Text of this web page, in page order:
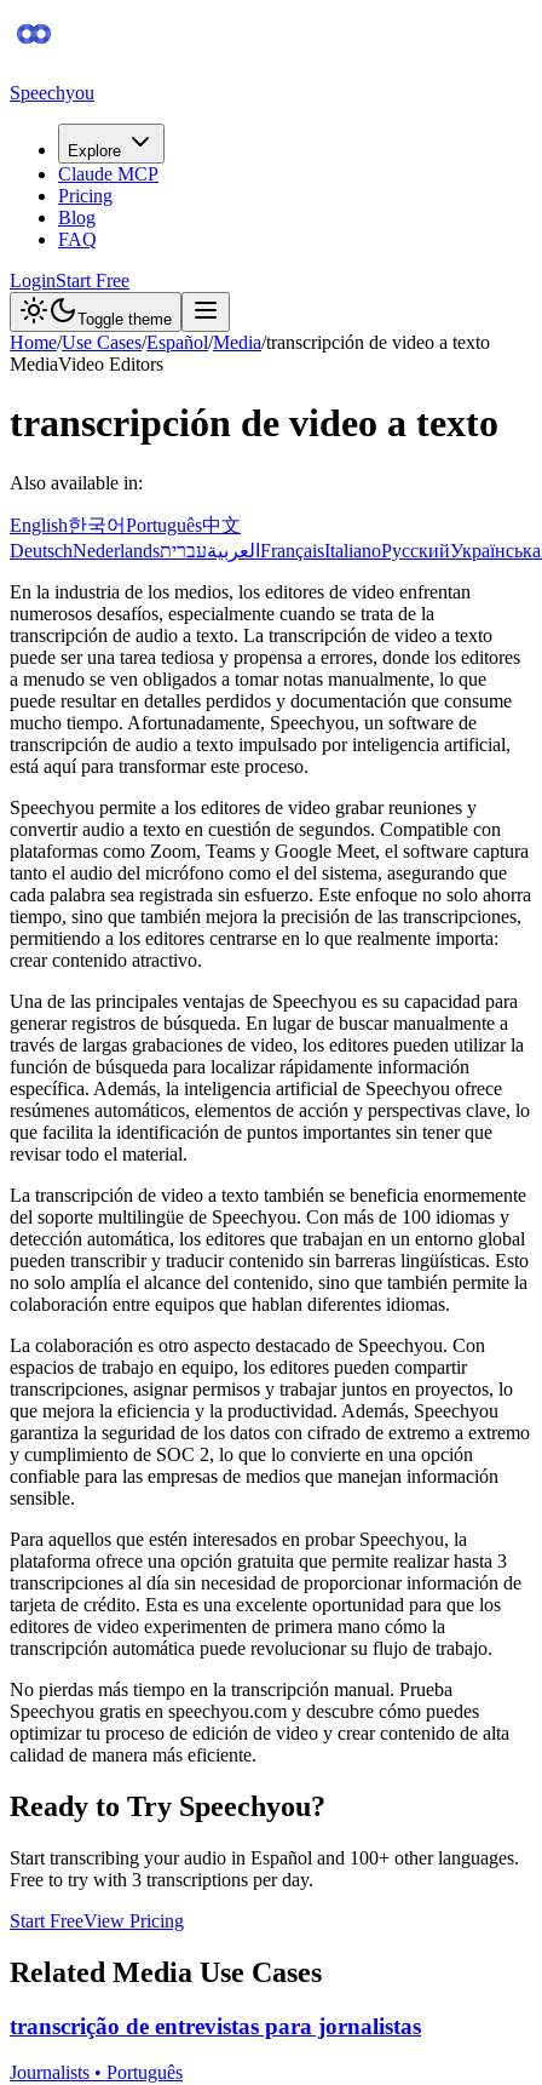
Speechyou
Explore
Claude MCP
Pricing
Blog
FAQ
LoginStart Free
Toggle theme
Home/Use Cases/Español/Media/transcripción de video a texto
MediaVideo Editors
transcripción de video a texto
Also available in:
English한국어Português中文
DeutschNederlands العربيةעברית FrançaisItalianoРусскийУкраїнська
En la industria de los medios, los editores de video enfrentan
numerosos desafíos, especialmente cuando se trata de la
transcripción de audio a texto. La transcripción de video a texto
puede ser una tarea tediosa y propensa a errores, donde los editores
a menudo se ven obligados a tomar notas manualmente, lo que
puede resultar en detalles perdidos y documentación que consume
mucho tiempo. Afortunadamente, Speechyou, un software de
transcripción de audio a texto impulsado por inteligencia artificial,
está aquí para transformar este proceso.
Speechyou permite a los editores de video grabar reuniones y
convertir audio a texto en cuestión de segundos. Compatible con
plataformas como Zoom, Teams y Google Meet, el software captura
tanto el audio del micrófono como el del sistema, asegurando que
cada palabra sea registrada sin esfuerzo. Este enfoque no solo ahorra
tiempo, sino que también mejora la precisión de las transcripciones,
permitiendo a los editores centrarse en lo que realmente importa:
crear contenido atractivo.
Una de las principales ventajas de Speechyou es su capacidad para
generar registros de búsqueda. En lugar de buscar manualmente a
través de largas grabaciones de video, los editores pueden utilizar la
función de búsqueda para localizar rápidamente información
específica. Además, la inteligencia artificial de Speechyou ofrece
resúmenes automáticos, elementos de acción y perspectivas clave, lo
que facilita la identificación de puntos importantes sin tener que
revisar todo el material.
La transcripción de video a texto también se beneficia enormemente
del soporte multilingüe de Speechyou. Con más de 100 idiomas y
detección automática, los editores que trabajan en un entorno global
pueden transcribir y traducir contenido sin barreras lingüísticas. Esto
no solo amplía el alcance del contenido, sino que también permite la
colaboración entre equipos que hablan diferentes idiomas.
La colaboración es otro aspecto destacado de Speechyou. Con
espacios de trabajo en equipo, los editores pueden compartir
transcripciones, asignar permisos y trabajar juntos en proyectos, lo
que mejora la eficiencia y la productividad. Además, Speechyou
garantiza la seguridad de los datos con cifrado de extremo a extremo
y cumplimiento de SOC 2, lo que lo convierte en una opción
confiable para las empresas de medios que manejan información
sensible.
Para aquellos que estén interesados en probar Speechyou, la
plataforma ofrece una opción gratuita que permite realizar hasta 3
transcripciones al día sin necesidad de proporcionar información de
tarjeta de crédito. Esta es una excelente oportunidad para que los
editores de video experimenten de primera mano cómo la
transcripción automática puede revolucionar su flujo de trabajo.
No pierdas más tiempo en la transcripción manual. Prueba
Speechyou gratis en speechyou.com y descubre cómo puedes
optimizar tu proceso de edición de video y crear contenido de alta
calidad de manera más eficiente.
Ready to Try Speechyou?
Start transcribing your audio in Español and 100+ other languages.
Free to try with 3 transcriptions per day.
Start FreeView Pricing
Related Media Use Cases
transcrição de entrevistas para jornalistas
Journalists • Português